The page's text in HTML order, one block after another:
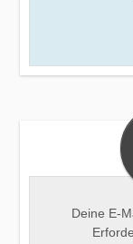
Deine E-